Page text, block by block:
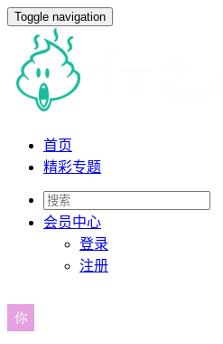
Toggle navigation
首页
精彩专题
会员中心
登录
注册